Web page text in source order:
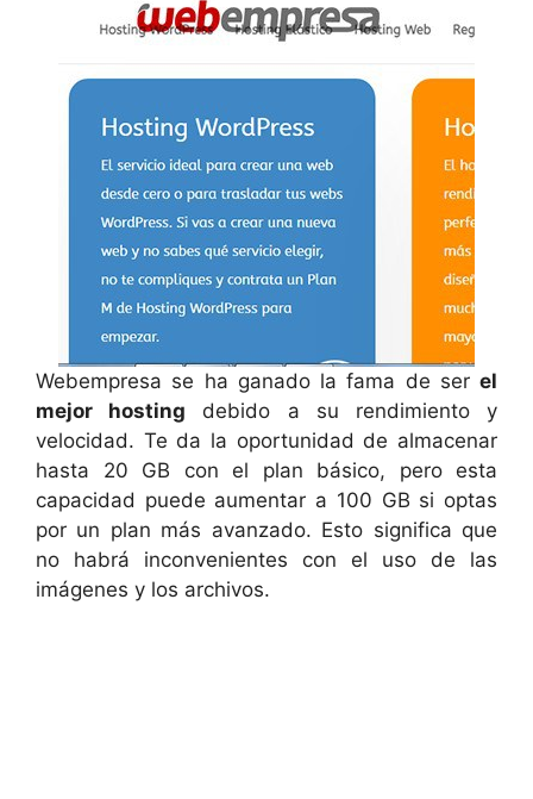
Webempresa se ha ganado la fama de ser el
mejor hosting debido a su rendimiento y
velocidad. Te da la oportunidad de almacenar
hasta 20 GB con el plan básico, pero esta
capacidad puede aumentar a 100 GB si optas
por un plan más avanzado. Esto significa que
no habrá inconvenientes con el uso de las
imágenes y los archivos.